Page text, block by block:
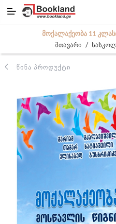
ᲛᲝᲥᲐᲚᲐᲥᲔᲝᲑᲐ 11
მთავარი /
ᲬᲘᲜᲐ ᲞᲠᲝᲓᲣᲥᲢᲘ